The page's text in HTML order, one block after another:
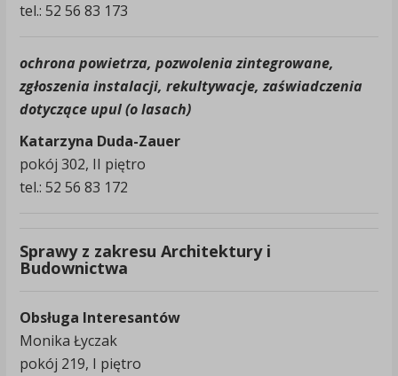
tel.: 52 56 83 173
ochrona powietrza, pozwolenia zintegrowane,
zgłoszenia instalacji, rekultywacje, zaświadczenia
dotyczące upul (o lasach)
Katarzyna Duda-Zauer
pokój 302, II piętro
tel.: 52 56 83 172
Sprawy z zakresu Architektury i
Budownictwa
Obsługa Interesantów
Monika Łyczak
pokój 219, I piętro